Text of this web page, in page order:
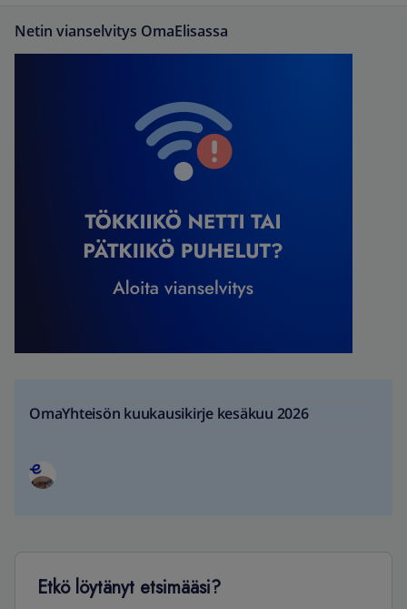
Netin vianselvitys OmaElisassa
OmaYhteisön kuukausikirje kesäkuu 2026
Etkö löytänyt etsimääsi?